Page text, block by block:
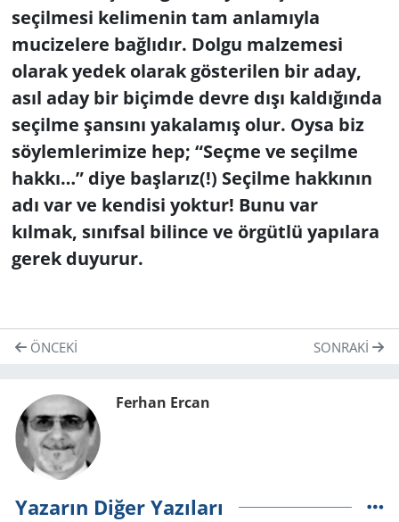
seçilmesi kelimenin tam anlamıyla
mucizelere bağlıdır. Dolgu malzemesi
olarak yedek olarak gösterilen bir aday,
asıl aday bir biçimde devre dışı kaldığında
seçilme şansını yakalamış olur. Oysa biz
söylemlerimize hep; “Seçme ve seçilme
hakkı…” diye başlarız(!) Seçilme hakkının
adı var ve kendisi yoktur! Bunu var
kılmak, sınıfsal bilince ve örgütlü yapılara
gerek duyurur.
ÖNCEKI SONRAKI
Ferhan Ercan
Yazarın Diğer Yazıları